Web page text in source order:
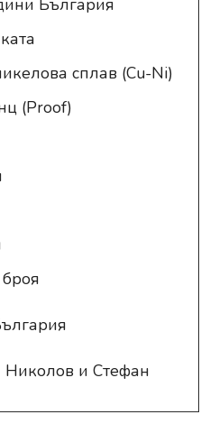
България
сплав (Cu-Ni)
(Proof)
Николов и Стефан